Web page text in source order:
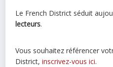
Le French District séduit
lecteurs.
Vous souhaitez référencer
District,inscrivez-vous ici.